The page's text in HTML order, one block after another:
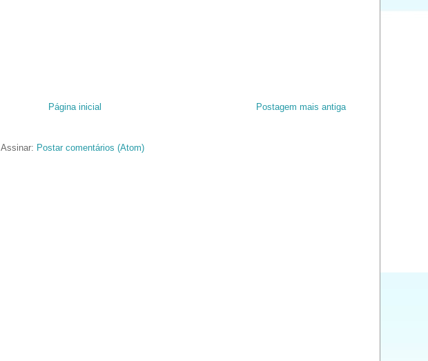
Postagem mais antiga
Página inicial
Assinar: Postar comentários (Atom)